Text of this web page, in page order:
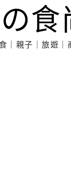
食
｜親子｜旅遊｜